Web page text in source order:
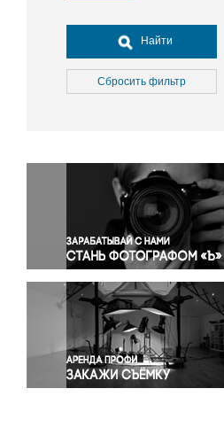
Досуг, туризм и отдых
Культура
Медицина
Окружающая среда
Политика
Правосудие
Происшествия и конфликты
Религия
Светская жизнь
Спорт
Экология
Экономика и бизнес
Найти
Сбросить фильтр